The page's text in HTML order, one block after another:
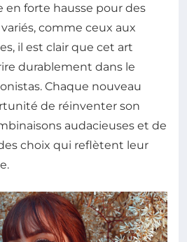
en forte hausse pour des
variés, comme ceux aux
il est clair que cet art
durablement dans le
Chaque nouveau
de réinventer son
audacieuses et de
choix qui reflètent leur